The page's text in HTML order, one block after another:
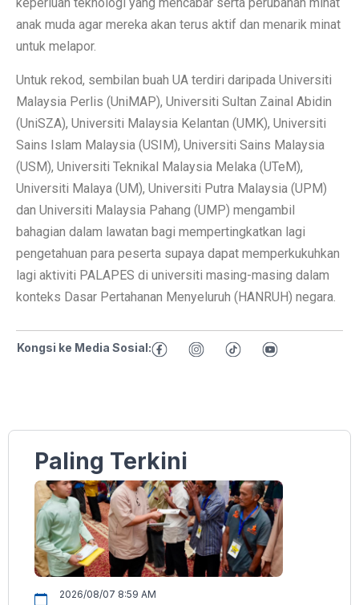
anak muda agar mereka akan terus aktif dan menarik minat
untuk melapor.
Untuk rekod, sembilan buah UA terdiri daripada Universiti
Malaysia Perlis (UniMAP), Universiti Sultan Zainal Abidin
(UniSZA), Universiti Malaysia Kelantan (UMK), Universiti
Sains Islam Malaysia (USIM), Universiti Sains Malaysia
(USM), Universiti Teknikal Malaysia Melaka (UTeM),
Universiti Malaya (UM), Universiti Putra Malaysia (UPM)
dan Universiti Malaysia Pahang (UMP) mengambil
bahagian dalam lawatan bagi mempertingkatkan lagi
pengetahuan para peserta supaya dapat memperkukuhkan
lagi aktiviti PALAPES di universiti masing-masing dalam
konteks Dasar Pertahanan Menyeluruh (HANRUH) negara.
Kongsi ke Media Sosial:
Paling Terkini
2026/08/07 8:59 AM